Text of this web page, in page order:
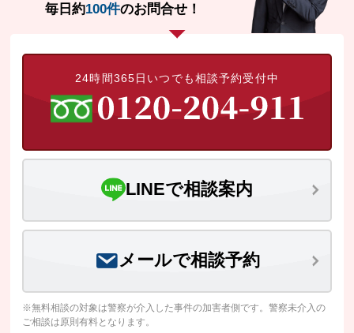
毎日約100件のお問合せ！
24時間365日いつでも相談予約受付中
LINEで相談案内
メールで相談予約
※無料相談の対象は警察が介入した事件の加害者側です。警察未介入の
ご相談は原則有料となります。